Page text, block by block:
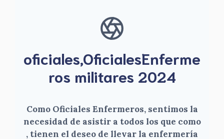
oficiales,OficialesEnferme
ros militares 2024
Como Oficiales Enfermeros, sentimos la
necesidad de asistir a todos los que como
, tienen el deseo de llevar la enfermería